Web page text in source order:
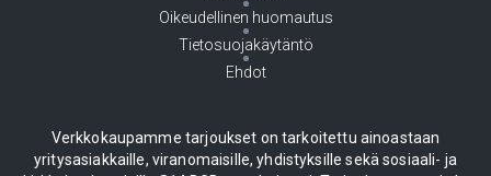
Oikeudellinen huomautus
Tietosuojakäytäntö
Ehdot
Verkkokaupamme tarjoukset on tarkoitettu ainoastaan
yritysasiakkaille, viranomaisille, yhdistyksille sekä sosiaali- ja